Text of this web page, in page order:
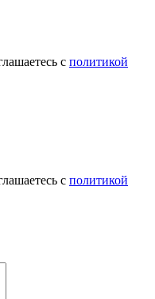
с политикой
с политикой